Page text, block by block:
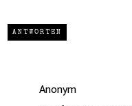
ANTWORTEN
Anonym